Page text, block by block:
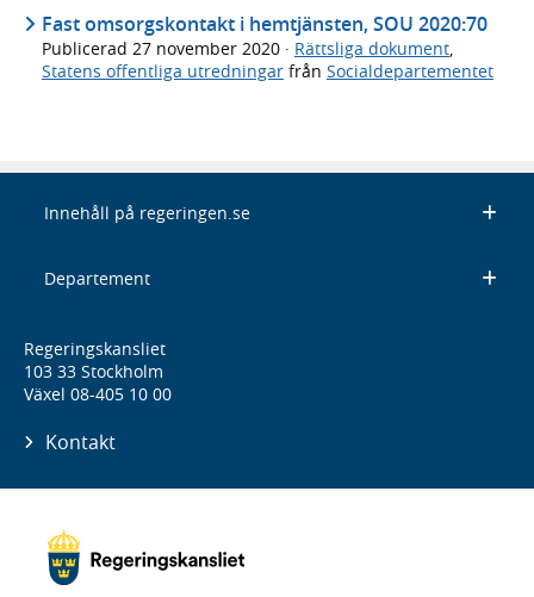
Fast omsorgskontakt i hemtjänsten, SOU 2020:70
Publicerad 27 november 2020 · Rättsliga dokument
Statens offentliga utredningar från Socialdepartementet
Innehåll på regeringen.se
Departement
Regeringskansliet
103 33 Stockholm
Växel 08-405 10 00
Kontakt